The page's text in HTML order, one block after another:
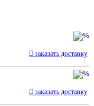
заказать доставку
заказать доставку